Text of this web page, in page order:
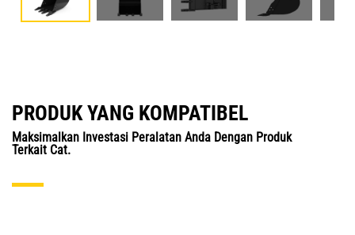
PRODUK YANG KOMPATIBEL
Maksimalkan Investasi Peralatan Anda Dengan Produk
Terkait Cat.